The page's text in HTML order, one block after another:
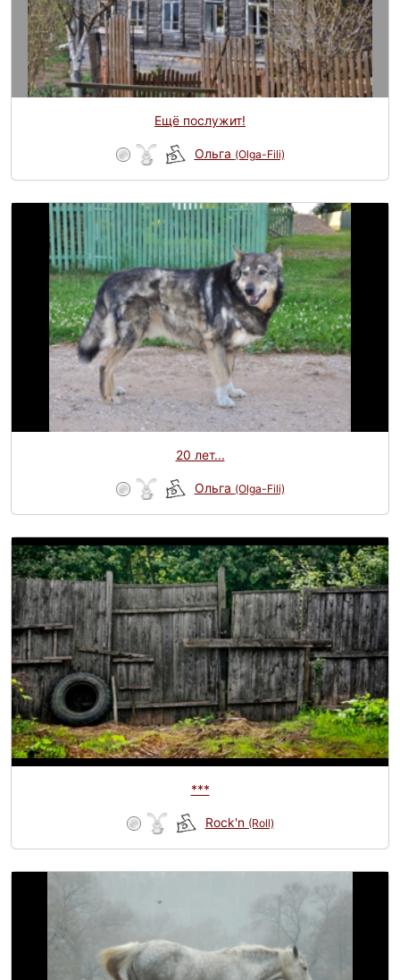
Ещё послужит!
Ольга (Olga-Fili)
20 лет...
Ольга (Olga-Fili)
***
Rock'n (Roll)